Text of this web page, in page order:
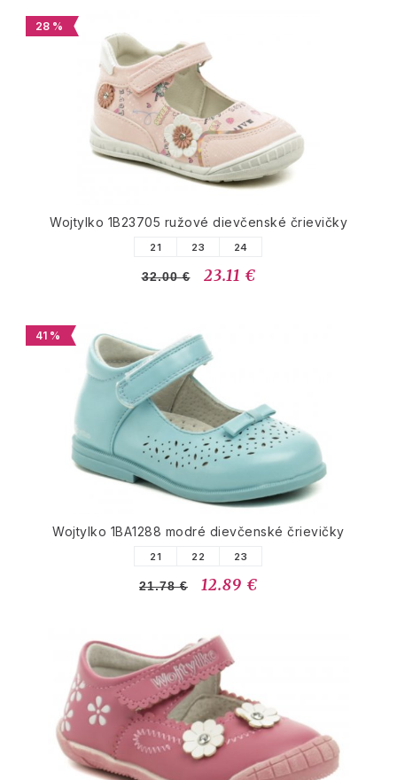
28 %
Wojtylko 1B23705 ružové dievčenské črievičky
21 23 24
32.00 € 23.11 €
41 %
Wojtylko 1BA1288 modré dievčenské črievičky
21 22 23
21.78 € 12.89 €